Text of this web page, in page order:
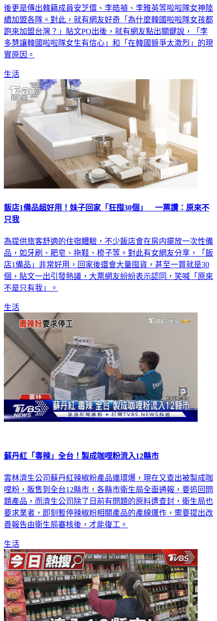
後更是傳出韓籍成員安芝儇、李皓禎、李雅英等啦啦隊女神陸
續加盟各隊。對此，就有網友好奇「為什麼韓國啦啦隊女孩都
跑來加盟台灣？」貼文PO出後，就有網友點出關鍵說，「李
多慧讓韓國啦啦隊女生有信心」和「在韓國競爭太激烈」的現
實原因。
生活
飯店1備品超好用！妹子回家「狂囤30個」 一票讚：原來不
只我
為提供旅客舒適的住宿體驗，不少飯店會在房内擺放一次性備
品，如牙刷、肥皂、拖鞋、梳子等。對此有女網友分享，「飯
店1備品」非常好用，回家後還會大量囤貨，甚至一買就是30
個，貼文一出引發熱議，大票網友紛紛表示認同，笑喊「原來
不是只有我」。
生活
蘇丹紅「毒辣」全台！製成咖哩粉流入12縣市
雲林濟生公司蘇丹紅辣椒粉產品連環爆，現在又查出被製成咖
哩粉，販售到全台12縣市，各縣市衛生局全面通報，要追回問
題產品，而濟生公司除了日前有問題的原料遭查封，衛生局也
要求業者，即刻暫停辣椒粉相關產品的產線運作，需要提出改
善報告由衛生局審核後，才能復工。
生活